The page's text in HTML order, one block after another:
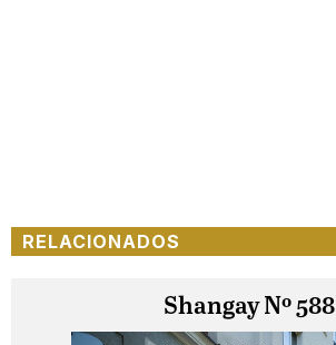
RELACIONADOS
Shangay Nº 588